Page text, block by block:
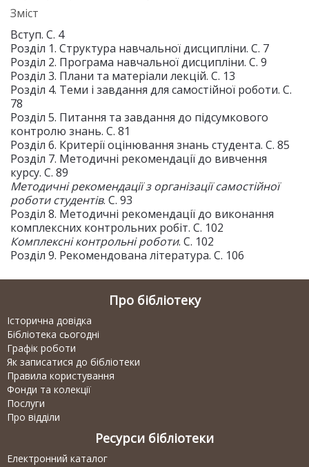
Зміст
Вступ. С. 4
Розділ 1. Структура навчальної дисципліни. С. 7
Розділ 2. Програма навчальної дисципліни. С. 9
Розділ 3. Плани та матеріали лекцій. С. 13
Розділ 4. Теми і завдання для самостійної роботи. С.
78
Розділ 5. Питання та завдання до підсумкового
контролю знань. С. 81
Розділ 6. Критерії оцінювання знань студента. С. 85
Розділ 7. Методичні рекомендації до вивчення
курсу. С. 89
Методичні рекомендації з організації самостійної
роботи студентів. С. 93
Розділ 8. Методичні рекомендації до виконання
комплексних контрольних робіт. С. 102
Комплексні контрольні роботи. С. 102
Розділ 9. Рекомендована література. С. 106
Про бібліотеку
Історична довідка
Бібліотека сьогодні
Графік роботи
Як записатися до бібліотеки
Правила користування
Фонди та колекції
Послуги
Про відділи
Ресурси бібліотеки
Електронний каталог